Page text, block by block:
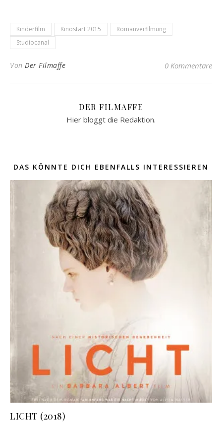
Kinderfilm Kinostart 2015
Romanverfilmung
Studiocanal
Von Der Filmaffe 0 Kommentare
DER FILMAFFE
Hier bloggt die Redaktion.
DAS KÖNNTE DICH EBENFALLS INTERESSIEREN
LICHT (2018)